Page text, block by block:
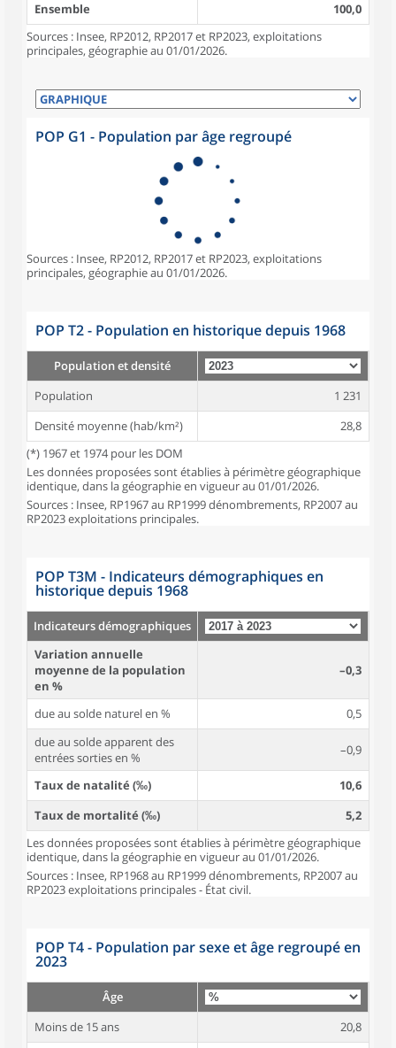
Ensemble
100,0
Sources : Insee, RP2012, RP2017 et RP2023, exploitations
principales, géographie au 01/01/2026.
POP G1 - Population par âge regroupé
Sources : Insee, RP2012, RP2017 et RP2023, exploitations
principales, géographie au 01/01/2026.
POP T2 - Population en historique depuis 1968
Population et densité
Population
1 231
Densité moyenne (hab/km²)
28,8
(*) 1967 et 1974 pour les DOM
Les données proposées sont établies à périmètre géographique
identique, dans la géographie en vigueur au 01/01/2026.
Sources : Insee, RP1967 au RP1999 dénombrements, RP2007 au
RP2023 exploitations principales.
POP T3M - Indicateurs démographiques en
historique depuis 1968
Indicateurs démographiques
Variation annuelle
moyenne de la population
en %
–0,3
due au solde naturel en %
0,5
due au solde apparent des
entrées sorties en %
–0,9
Taux de natalité (‰)
10,6
Taux de mortalité (‰)
5,2
Les données proposées sont établies à périmètre géographique
identique, dans la géographie en vigueur au 01/01/2026.
Sources : Insee, RP1968 au RP1999 dénombrements, RP2007 au
RP2023 exploitations principales - État civil.
POP T4 - Population par sexe et âge regroupé en
2023
Âge
Moins de 15 ans
20,8